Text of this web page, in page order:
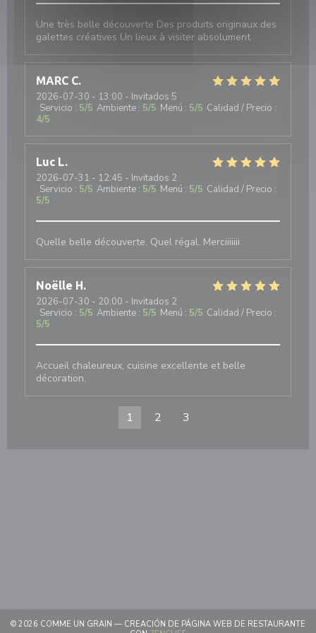
Une très belle découverte Des produits originaux des
galettes créatives Un lieux à visiter absolument
MARC C
2026-07-30 - 13:00 - Invitados 5
Servicio : 5/5 Ambiente : 5/5 Menú : 5/5 Calidad / Precio :
4/5
Luc L
2026-07-31 - 12:45 - Invitados 2
Servicio : 5/5 Ambiente : 5/5 Menú : 5/5 Calidad / Precio :
5/5
Quelle belle découverte. Quel régal. Merciiiiiii
Noëlle H
2026-07-30 - 20:00 - Invitados 2
Servicio : 5/5 Ambiente : 5/5 Menú : 5/5 Calidad / Precio :
5/5
Accueil chaleureux, cuisine excellente et belle
décoration.
1 2 3
© 2026 COMME UN GRAIN — CREACIÓN DE PÁGINA WEB DE RESTAURANTE